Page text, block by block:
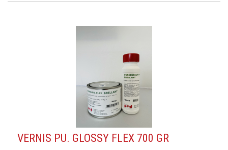
VERNIS PU. GLOSSY FLEX 700 GR